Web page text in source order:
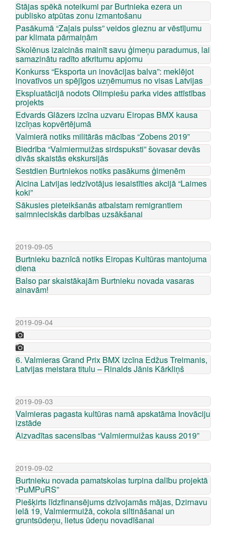
Stājas spēkā noteikumi par Burtnieka ezera un
publisko atpūtas zonu izmantošanu
Pasākumā “Zaļais pulss” veidos gleznu ar vēstījumu
par klimata pārmaiņām
Skolēnus izaicinās mainīt savu ģimeņu paradumus, lai
samazinātu radīto atkritumu apjomu
Konkurss “Eksporta un inovācijas balva”: meklējot
inovatīvos un spējīgos uzņēmumus no visas Latvijas
Ekspluatācijā nodots Olimpiešu parka vides attīstības
projekts
Edvards Glāzers izcīna uzvaru Eiropas BMX kausa
izcīņas kopvērtējumā
Valmierā notiks militārās mācības “Zobens 2019”
Biedrība “Valmiermuižas sirdspuksti” šovasar devās
divās skaistās ekskursijās
Sestdien Burtniekos notiks pasākums ģimenēm
Aicina Latvijas iedzīvotājus iesaistīties akcijā “Laimes
koki”
Sākusies pieteikšanās atbalstam remigrantiem
saimnieciskās darbības uzsākšanai
2019-09-05
Burtnieku baznīcā notiks Eiropas Kultūras mantojuma
diena
Balso par skaistākajām Burtnieku novada vasaras
ainavām!
2019-09-04
6. Valmieras Grand Prix BMX izcīna Edžus Treimanis,
Latvijas meistara titulu – Rinalds Jānis Kārkliņš
2019-09-03
Valmieras pagasta kultūras namā apskatāma Inovāciju
izstāde
Aizvadītas sacensības “Valmiermuižas kauss 2019”
2019-09-02
Burtnieku novada pamatskolas turpina dalību projektā
“PuMPuRS”
Piešķirts līdzfinansējums dzīvojamās mājas, Dzirnavu
ielā 19, Valmiermuižā, cokola siltināšanai un
gruntsūdeņu, lietus ūdeņu novadīšanai